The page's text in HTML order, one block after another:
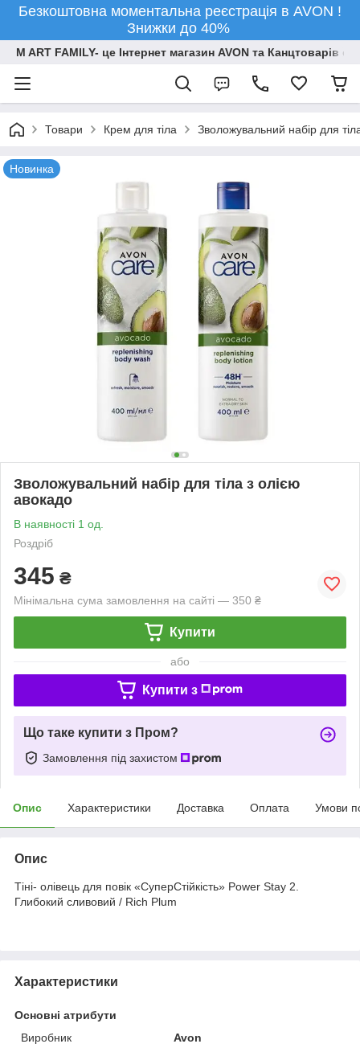
Безкоштовна моментальна реєстрація в AVON !
Знижки до 40%
M ART FAMILY- це Інтернет магазин AVON та Канцтоварів
Товари Крем для тіла Зволожувальний набір для
Новинка
Зволожувальний набір для тіла з олією
авокадо
В наявності 1 од.
Роздріб
345 ₴
Мінімальна сума замовлення на сайті — 350 ₴
Купити
або
Купити з
Що таке купити з Пром?
Замовлення під захистом
Опис Характеристики Доставка Оплата Умови
Опис
Тіні- олівець для повік «СуперСтійкість» Power Stay 2.
Глибокий сливовий / Rich Plum
Характеристики
Основні атрибути
Виробник
Avon